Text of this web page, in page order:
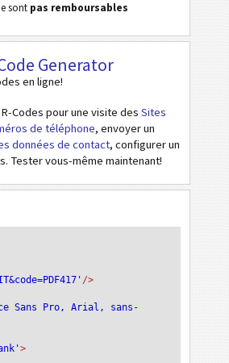
sont pas remboursables
Generator
en ligne!
Codes pour une visite des Sites
de téléphone, envoyer un
données de contact, configurer un
Tester vous-même maintenant!
/>
Sans Pro, Arial, sans-
>